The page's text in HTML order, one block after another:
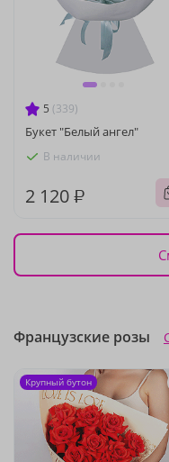
5 (339)
Букет "Белый ангел"
В наличии
2 120 ₽
Французские розы
Крупный бутон